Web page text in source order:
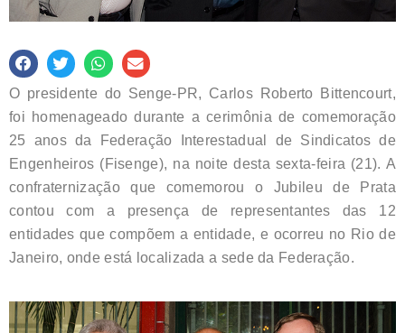
O presidente do Senge-PR, Carlos Roberto Bittencourt,
foi homenageado durante a cerimônia de comemoração
25 anos da Federação Interestadual de Sindicatos de
Engenheiros (Fisenge), na noite desta sexta-feira (21). A
confraternização que comemorou o Jubileu de Prata
contou com a presença de representantes das 12
entidades que compõem a entidade, e ocorreu no Rio de
Janeiro, onde está localizada a sede da Federação.